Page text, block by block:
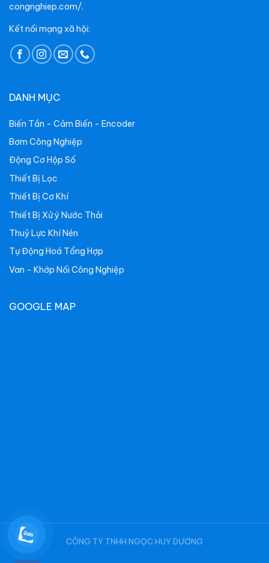
congnghiep.com/.
Kết nối mạng xã hội:
DANH MỤC
Biến Tần - Cảm Biến - Encoder
Bơm Công Nghiệp
Động Cơ Hộp Số
Thiết Bị Lọc
Thiết Bị Cơ Khí
Thiết Bị Xử ý Nước Thải
Thuỷ Lực Khí Nén
Tự Động Hoá Tổng Hợp
Van - Khớp Nối Công Nghiệp
GOOGLE MAP
CÔNG TY TNHH NGỌC HUY DƯƠNG